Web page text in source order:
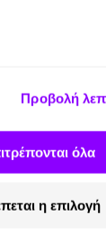
Προβολή
όλα
η επιλογή